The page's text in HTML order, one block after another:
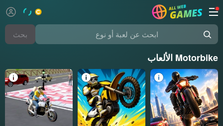
ابحث عن لعبة أو نوع بحث
Motorbike الألعاب